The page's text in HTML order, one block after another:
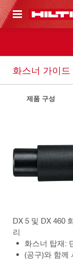
으로 건너뛰기
화스너 가이
제품 구성
DX 5 및 DX 460
리
화스너 탑재:
(공구)와 함께